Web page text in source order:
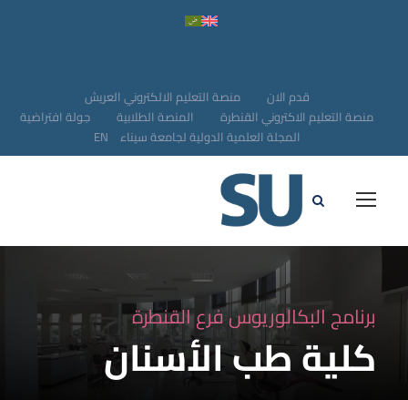
قدم الان
منصة التعليم الالكتروني العريش
منصة التعليم الاكتروني القنطرة
المنصة الطلابية
جولة افتراضية
المجلة العلمية الدولية لجامعة سيناء EN
برنامج البكالوريوس فرع القنطرة
كلية طب الأسنان